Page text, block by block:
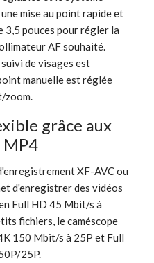
mise au point rapide et
3,5 pouces pour régler la
AF souhaité.
de visages est
manuelle est réglée
zoom.
grâce aux
MP4
XF-AVC ou
d'enregistrer des vidéos
Full HD 45 Mbit/s à
fichiers, le caméscope
150 Mbit/s à 25P et Full
25P.